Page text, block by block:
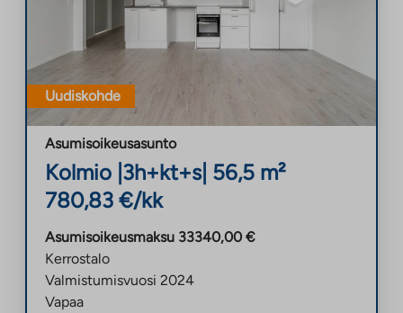
Uudiskohde
Asumisoikeusasunto
Kolmio 3h+kt+s| 56,5 m²
780,83 €/kk
Asumisoikeusmaksu 33340,00 €
Kerrostalo
Valmistumisvuosi 2024
Vapaa